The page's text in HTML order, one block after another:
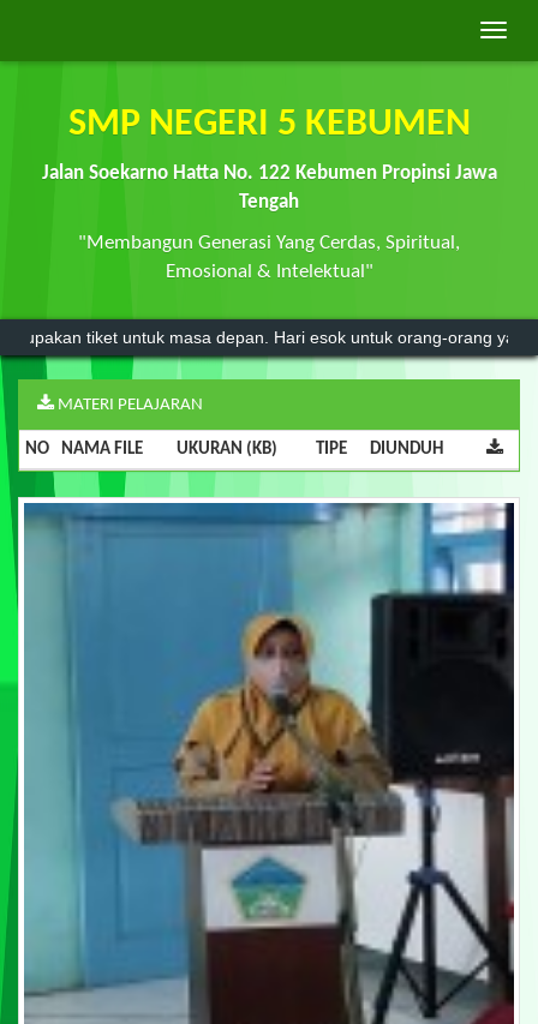
Toggle
SMP NEGERI 5 KEBUMEN
Jalan Soekarno Hatta No. 122 Kebumen Propinsi Jawa
Tengah
"Membangun Generasi Yang Cerdas, Spiritual,
Emosional & Intelektual"
tiket untuk masa depan. Hari esok untuk orang-orang yang
MATERI PELAJARAN
NO NAMA FILE UKURAN (KB) TIPE DIUNDUH